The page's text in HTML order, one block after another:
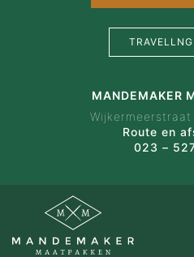
MANDEMAKER
Route en
023 –